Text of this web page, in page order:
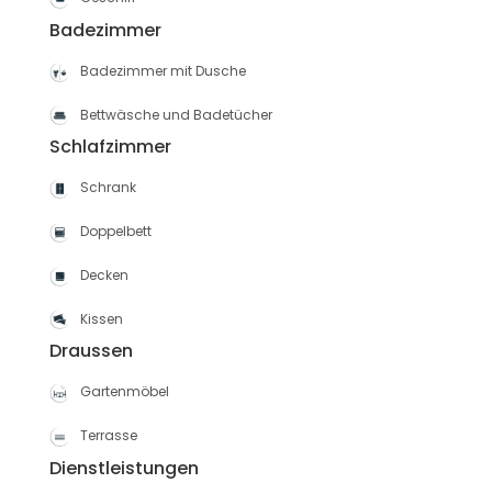
Badezimmer
Badezimmer mit Dusche
Bettwäsche und Badetücher
Schlafzimmer
Schrank
Doppelbett
Decken
Kissen
Draussen
Gartenmöbel
Terrasse
Dienstleistungen